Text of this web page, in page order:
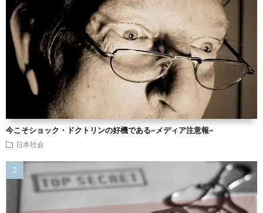
今こそショック・ドクトリンの好機である~メディア注意報~
日本社会